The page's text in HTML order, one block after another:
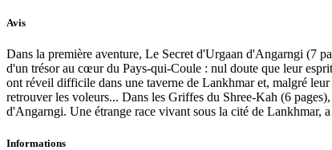
Avis
Dans la première aventure, Le Secret d'Urgaan d'Angarngi (7
d'un trésor au cœur du Pays-qui-Coule : nul doute que leur
ont réveil difficile dans une taverne de Lankhmar et, malgré
retrouver les voleurs... Dans les Griffes du Shree-Kah (6
d'Angarngi. Une étrange race vivant sous la cité de Lankhmar,
Informations